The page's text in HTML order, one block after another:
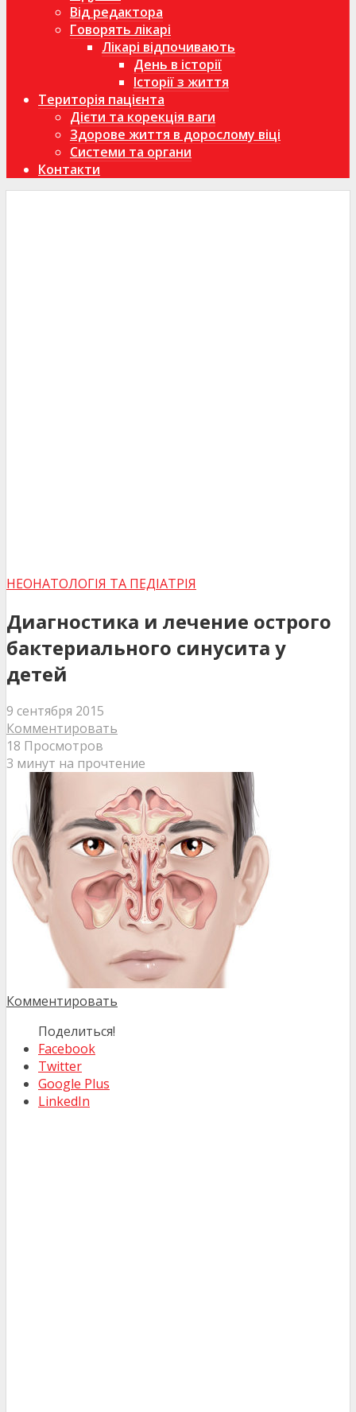
Від редактора
Говорять лікарі
Лікарі відпочивають
День в історії
Історії з життя
Територія пацієнта
Дієти та корекція ваги
Здорове життя в дорослому віці
Системи та органи
Контакти
НЕОНАТОЛОГІЯ ТА ПЕДІАТРІЯ
Диагностика и лечение острого
бактериального синусита у
детей
9 сентября 2015
Комментировать
18 Просмотров
3 минут на прочтение
Комментировать
Поделиться!
Facebook
Twitter
Google Plus
LinkedIn